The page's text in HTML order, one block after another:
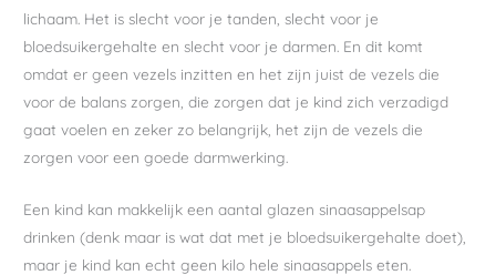
lichaam. Het is slecht voor je tanden, slecht voor je
bloedsuikergehalte en slecht voor je darmen. En dit komt
omdat er geen vezels inzitten en het zijn juist de vezels die
voor de balans zorgen, die zorgen dat je kind zich verzadigd
gaat voelen en zeker zo belangrijk, het zijn de vezels die
zorgen voor een goede darmwerking.
Een kind kan makkelijk een aantal glazen sinaasappelsap
drinken (denk maar is wat dat met je bloedsuikergehalte doet),
maar je kind kan echt geen kilo hele sinaasappels eten.